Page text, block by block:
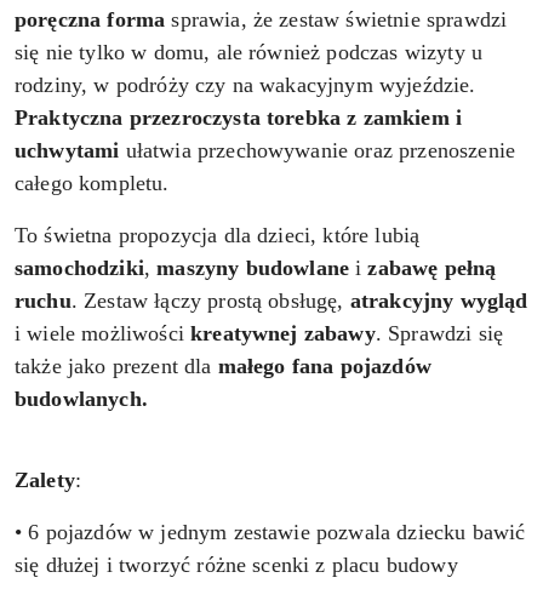
poręczna forma sprawia, że zestaw świetnie sprawdzi
się nie tylko w domu, ale również podczas wizyty u
rodziny, w podróży czy na wakacyjnym wyjeździe.
Praktyczna przezroczysta torebka z zamkiem i
uchwytami ułatwia przechowywanie oraz przenoszenie
całego kompletu.
To świetna propozycja dla dzieci, które lubią
samochodziki,maszyny budowlane izabawę pełną
ruchu. Zestaw łączy prostą obsługę, atrakcyjny wygląd
i wiele możliwościkreatywnej zabawy. Sprawdzi się
także jako prezent dla małego fana pojazdów
budowlanych.
Zalety:
• 6 pojazdów w jednym zestawie pozwala dziecku bawić
się dłużej i tworzyć różne scenki z placu budowy